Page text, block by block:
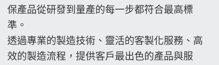
保產品從研發到量產的每一步都符合最高標
準。
透過專業的製造技術、靈活的客製化服務、高
效的製造流程，提供客戶最出色的產品與服